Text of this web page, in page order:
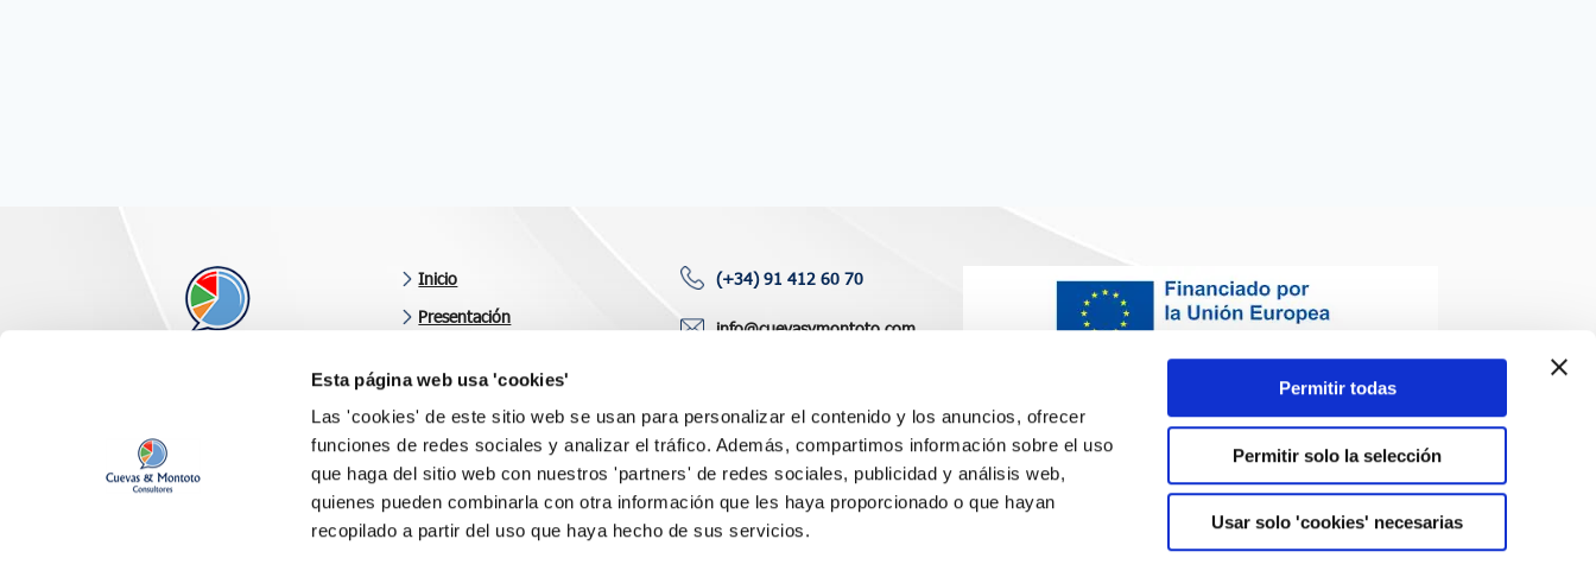
Esta página web usa 'cookies'
Las 'cookies' de este sitio web se usan para personalizar el contenido y los anuncios, ofrecer
funciones de redes sociales y analizar el tráfico. Además, compartimos información sobre el uso
que haga del sitio web con nuestros 'partners' de redes sociales, publicidad y análisis web,
quienes pueden combinarla con otra información que les haya proporcionado o que hayan
recopilado a partir del uso que haya hecho de sus servicios.
Permitir todas
Permitir solo la selección
Usar solo 'cookies' necesarias
Consultoría orientada a resultados
Síganos en
Inicio
Presentación
Últimas novedades
Clientes y valoraciones
Contacto
(+34) 91 412 60 70
info@cuevasymontoto.com
28046 Madrid (España)